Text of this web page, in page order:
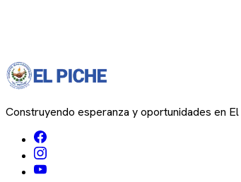
Construyendo esperanza y oportunidades en